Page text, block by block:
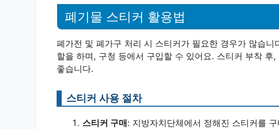
폐기물 스티커 활용법
폐가전 및 폐가구 처리 시 스티커가 필요한 경우가 많습
할을 하며, 구청 등에서 구입할 수 있어요. 스티커 부착 후
좋습니다.
스티커 사용 절차
스티커 구매 : 지방자치단체에서 정해진 스티커를